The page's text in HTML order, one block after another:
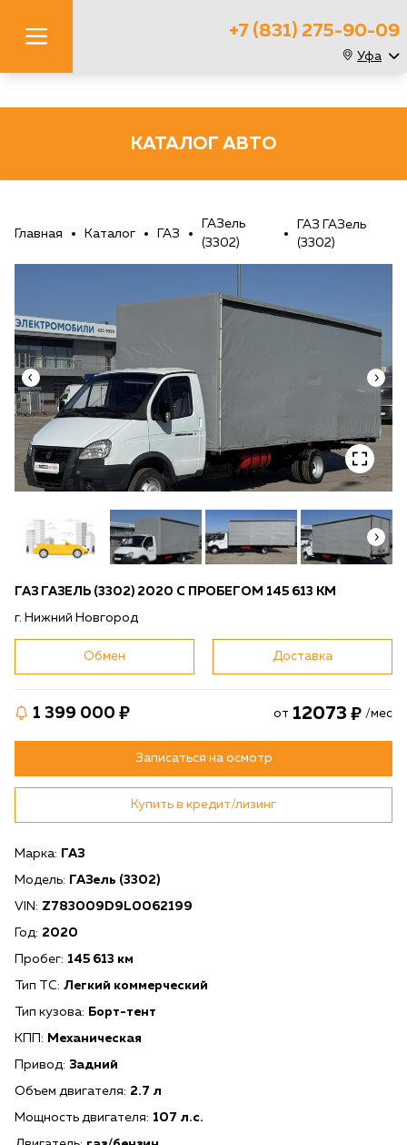
+7 (831) 275-90-09
Уфа
КАТАЛОГ АВТО
Главная Каталог ГАЗ
ГАЗель
(3302)
ГАЗ ГАЗель
(3302)
ГАЗ ГАЗЕЛЬ (3302) 2020 С ПРОБЕГОМ 145 613 КМ
г. Нижний Новгород
Обмен Доставка
1 399 000 от 12073 /мес
Записаться на осмотр
Купить в кредит/лизинг
Марка: ГАЗ
Модель: ГАЗель (3302)
VIN: Z783009D9L0062199
Год: 2020
Пробег: 145 613 км
Тип ТС: Легкий коммерческий
Тип кузова: Борт-тент
КПП: Механическая
Привод: Задний
Объем двигателя: 2.7 л
Мощность двигателя: 107 л.с.